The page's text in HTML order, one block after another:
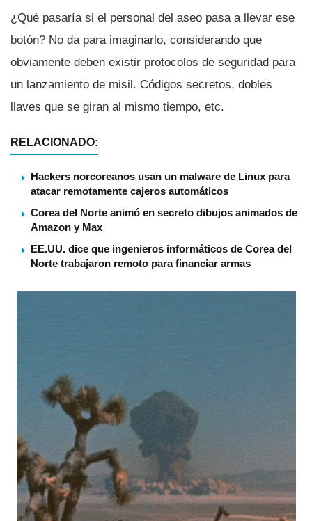
¿Qué pasarí­a si el personal del aseo pasa a llevar ese
botón? No da para imaginarlo, considerando que
obviamente deben existir protocolos de seguridad para
un lanzamiento de misil. Códigos secretos, dobles
llaves que se giran al mismo tiempo, etc.
RELACIONADO:
Hackers norcoreanos usan un malware de Linux para
atacar remotamente cajeros automáticos
Corea del Norte animó en secreto dibujos animados de
Amazon y Max
EE.UU. dice que ingenieros informáticos de Corea del
Norte trabajaron remoto para financiar armas